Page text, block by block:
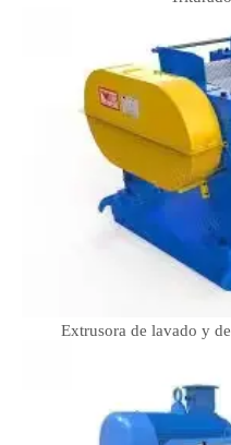
Extrusora de lavado y